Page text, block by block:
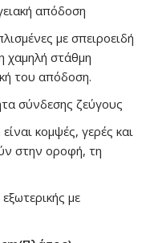
απόδοση
με σπειροειδή
χαμηλή στάθμη
του απόδοση.
σύνδεσης ζεύγους
κομψές, γερές και
στην οροφή, τη
με